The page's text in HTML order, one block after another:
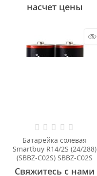
насчет цены
Батарейка солевая
Smartbuy R14/2S (24/288)
(SBBZ-C02S) SBBZ-C02S
Свяжитесь с нами